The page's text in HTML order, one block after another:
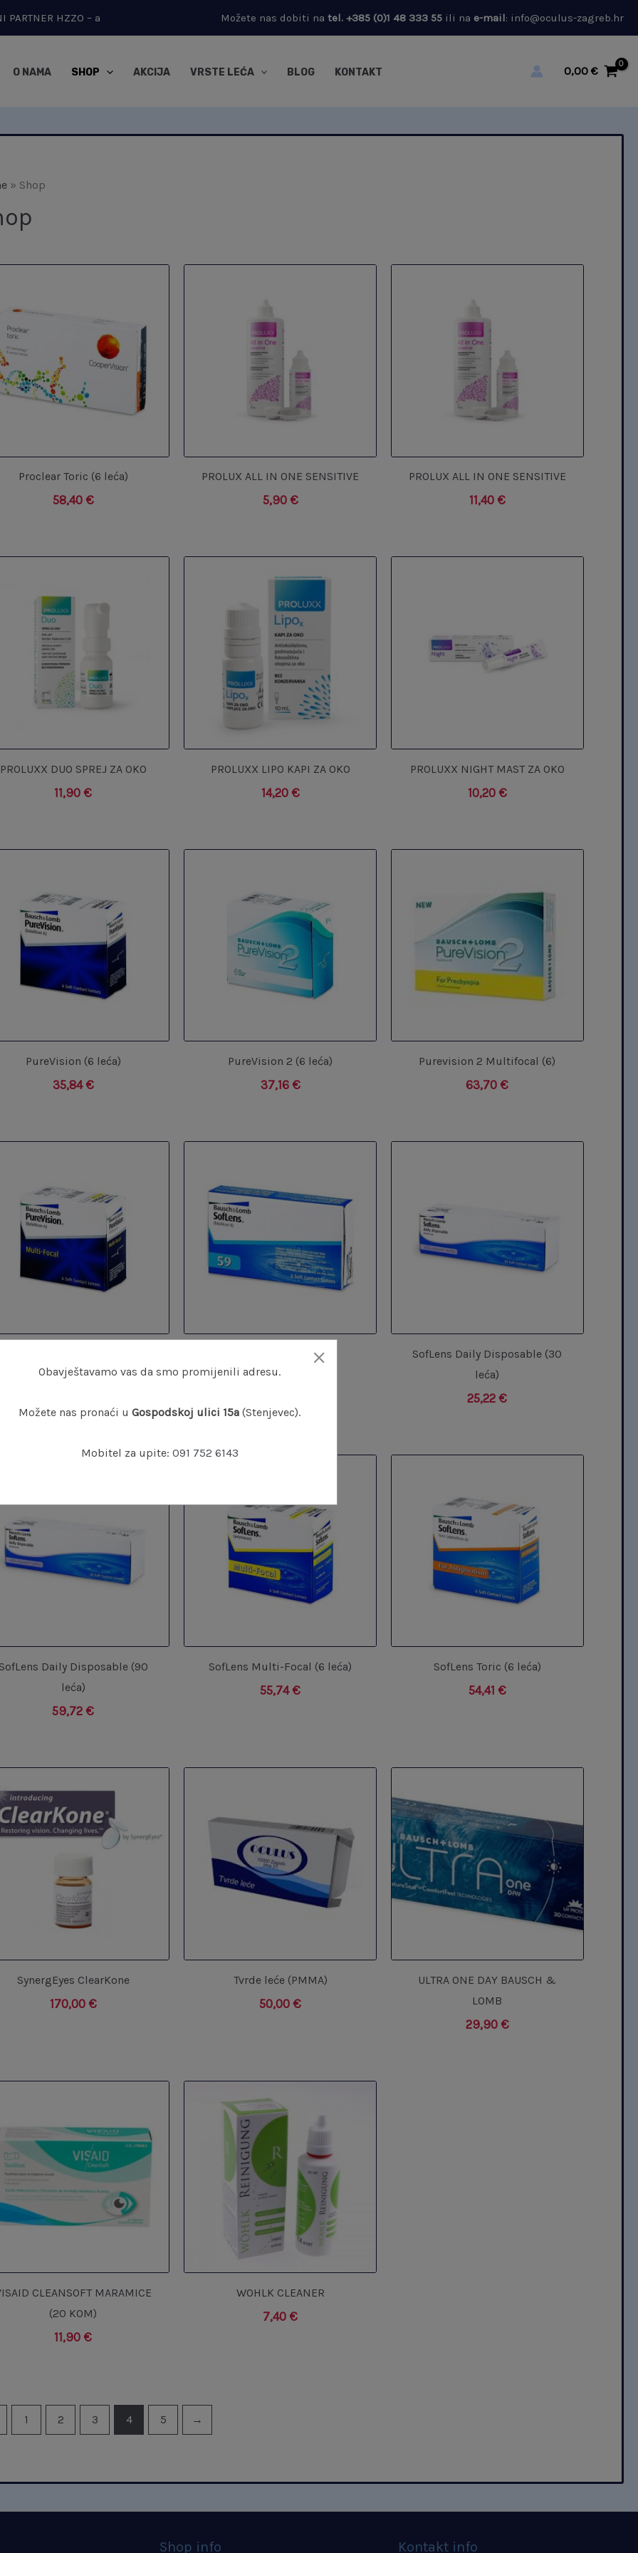
HZZO – a Možete nas dobiti na tel. +385 (0)1 48 333 55 ili na e-mail: info@oculus-zagreb.hr
O NAMA SHOP AKCIJA VRSTE LEĆA BLOG KONTAKT 0,00 €
» Shop
Proclear Toric (6 leća)
58,40 €
PROLUX ALL IN ONE SENSITIVE
5,90 €
PROLUX ALL IN ONE SENSITIVE
11,40 €
PROLUXX DUO SPREJ ZA OKO
11,90 €
PROLUXX LIPO KAPI ZA OKO
14,20 €
PROLUXX NIGHT MAST ZA OKO
10,20 €
PureVision (6 leća)
35,84 €
PureVision 2 (6 leća)
37,16 €
Purevision 2 Multifocal (6)
63,70 €
63,70€
SofLens 59 (6 leća)
25,22
SofLens Daily Disposable (30
leća)
25,22 €
Daily Disposable (90
leća)
59,72 €
SofLens Multi-Focal (6 leća)
55,74 €
SofLens Toric (6 leća)
54,41 €
SynergEyes ClearKone
170,00 €
Tvrde leće (PMMA)
50,00 €
ULTRA ONE DAY BAUSCH &
LOMB
29,90 €
CLEANSOFT MARAMICE
(20 KOM)
11,90 €
WOHLK CLEANER
7,40 €
1 2 3 4 5 →
Shop info Kontakt info
Obavještavamo vas da smo promijenili adresu.
Možete nas pronaći u Gospodskoj ulici 15a (Stenjevec).
Mobitel za upite: 091 752 6143